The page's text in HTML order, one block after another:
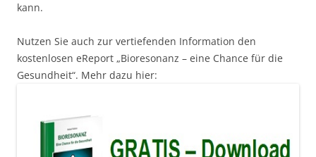
kann.
Nutzen Sie auch zur vertiefenden Information den
kostenlosen eReport „Bioresonanz – eine Chance für die
Gesundheit“. Mehr dazu hier: